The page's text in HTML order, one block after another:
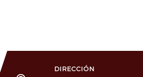
DIRECCIÓN